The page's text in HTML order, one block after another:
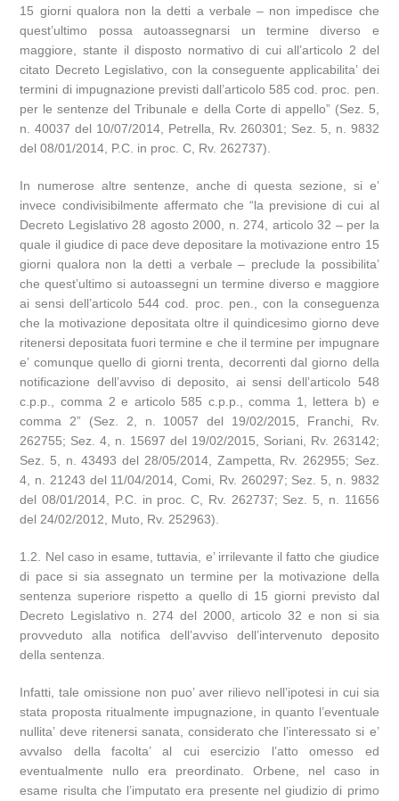
15 giorni qualora non la detti a verbale – non impedisce che
quest’ultimo possa autoassegnarsi un termine diverso e
maggiore, stante il disposto normativo di cui all’articolo 2 del
citato Decreto Legislativo, con la conseguente applicabilita’ dei
termini di impugnazione previsti dall’articolo 585 cod. proc. pen.
per le sentenze del Tribunale e della Corte di appello” (Sez. 5,
n. 40037 del 10/07/2014, Petrella, Rv. 260301; Sez. 5, n. 9832
del 08/01/2014, P.C. in proc. C, Rv. 262737).
In numerose altre sentenze, anche di questa sezione, si e’
invece condivisibilmente affermato che “la previsione di cui al
Decreto Legislativo 28 agosto 2000, n. 274, articolo 32 – per la
quale il giudice di pace deve depositare la motivazione entro 15
giorni qualora non la detti a verbale – preclude la possibilita’
che quest’ultimo si autoassegni un termine diverso e maggiore
ai sensi dell’articolo 544 cod. proc. pen., con la conseguenza
che la motivazione depositata oltre il quindicesimo giorno deve
ritenersi depositata fuori termine e che il termine per impugnare
e’ comunque quello di giorni trenta, decorrenti dal giorno della
notificazione dell’avviso di deposito, ai sensi dell’articolo 548
c.p.p., comma 2 e articolo 585 c.p.p., comma 1, lettera b) e
comma 2” (Sez. 2, n. 10057 del 19/02/2015, Franchi, Rv.
262755; Sez. 4, n. 15697 del 19/02/2015, Soriani, Rv. 263142;
Sez. 5, n. 43493 del 28/05/2014, Zampetta, Rv. 262955; Sez.
4, n. 21243 del 11/04/2014, Comi, Rv. 260297; Sez. 5, n. 9832
del 08/01/2014, P.C. in proc. C, Rv. 262737; Sez. 5, n. 11656
del 24/02/2012, Muto, Rv. 252963).
1.2. Nel caso in esame, tuttavia, e’ irrilevante il fatto che giudice
di pace si sia assegnato un termine per la motivazione della
sentenza superiore rispetto a quello di 15 giorni previsto dal
Decreto Legislativo n. 274 del 2000, articolo 32 e non si sia
provveduto alla notifica dell’avviso dell’intervenuto deposito
della sentenza.
Infatti, tale omissione non puo’ aver rilievo nell’ipotesi in cui sia
stata proposta ritualmente impugnazione, in quanto l’eventuale
nullita’ deve ritenersi sanata, considerato che l’interessato si e’
avvalso della facolta’ al cui esercizio l’atto omesso ed
eventualmente nullo era preordinato. Orbene, nel caso in
esame risulta che l’imputato era presente nel giudizio di primo